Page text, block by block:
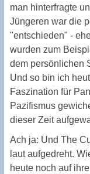
man hinterfragte
Jüngeren war die
"entschieden" -
wurden zum
dem persönlichen
Und so bin ich
Faszination für
Pazifismus
dieser Zeit
Ach ja: Und The
laut aufgedreht.
heute noch auf